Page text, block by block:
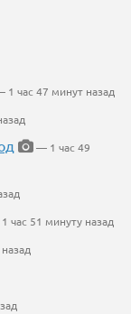
1 час 47 минут назад
— 1 час 49
час 51 минуту назад